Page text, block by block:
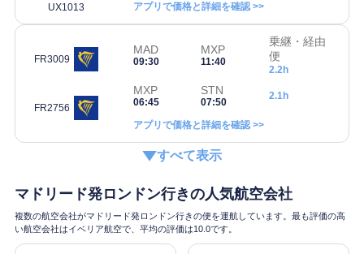
UX1013
アプリで価格と詳細を確認 >>
FR3009
MAD
09:30
MXP
11:40
乗継・経由
便
2.2h
FR2756
MXP
06:45
STN
07:50
2.1h
アプリで価格と詳細を確認 >>
すべて表示
マドリード発ロンドン行きの人気航空会社
複数の航空会社がマドリード発ロンドン行きの便を運航しています。最も評価の高
い航空会社はイベリア航空で、平均の評価は10.0です。